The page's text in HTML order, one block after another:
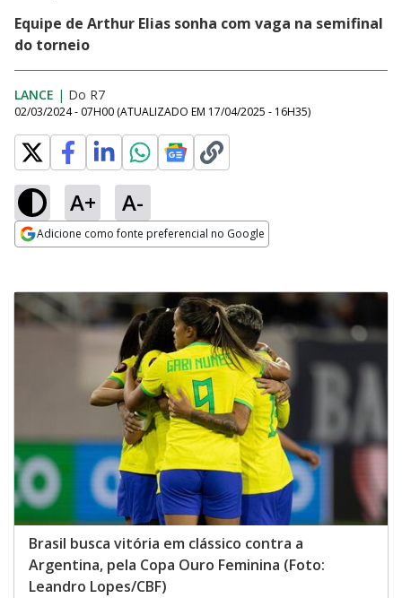
Equipe de Arthur Elias sonha com vaga na semifinal
do torneio
LANCE | Do R7
02/03/2024 - 07H00 (ATUALIZADO EM 17/04/2025 - 16H35)
A+ A-
Adicione como fonte preferencial no Google
Brasil busca vitória em clássico contra a
Argentina, pela Copa Ouro Feminina (Foto:
Leandro Lopes/CBF)